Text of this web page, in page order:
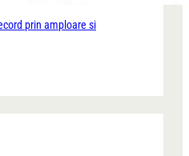
prin amploare si